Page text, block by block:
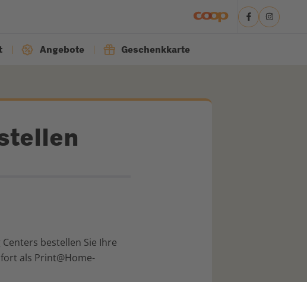
Angebote Geschenkkarte
bestellen Sie Ihre
als Print@Home-